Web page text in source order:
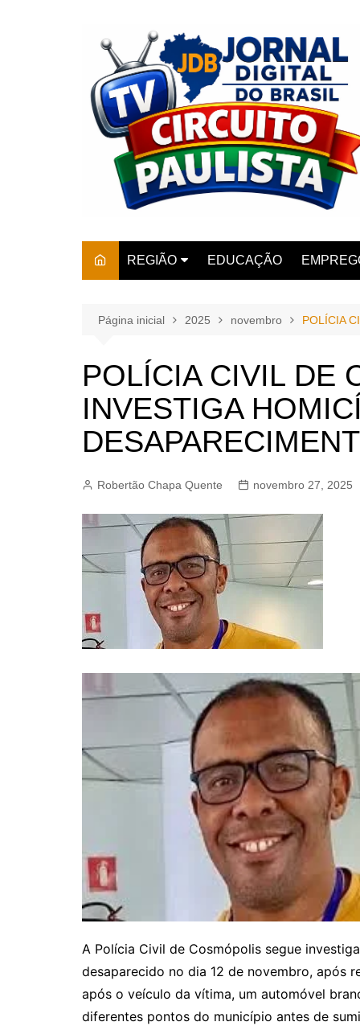
REGIÃO
AMPARO
JUNDIAÍ
MOGI
MOGI
PAULÍNIA
EDUCAÇÃO
Página inicial 2025 novembro POLÍCIA
POLÍCIA CIVIL DE
INVESTIGA
Robertão Chapa Quente novembro 27, 2025
A Polícia Civil de Cosmópolis segue
desaparecido no dia 12 de novembro, após
após o veículo da vítima, um automóvel
diferentes pontos do município antes de